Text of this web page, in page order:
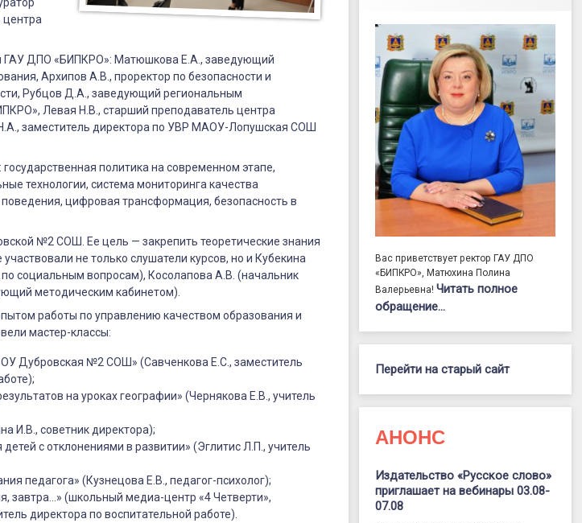
центра
ГАУ ДПО «БИПКРО»: Матюшкова Е.А., заведующий
Архипов А.В., проректор по безопасности и
Рубцов Д.А., заведующий региональным
», Левая Н.В., старший преподаватель центра
заместитель директора по УВР МАОУ-Лопушская СОШ
политика на современном этапе,
технологии, система мониторинга качества
цифровая трансформация, безопасность в
№2 СОШ. Ее цель — закрепить теоретические знания
не только слушатели курсов, но и Кубекина
социальным вопросам), Косолапова А.В. (начальник
методическим кабинетом).
работы по управлению качеством образования и
мастер-классы:
Дубровская №2 СОШ» (Савченкова Е.С., заместитель
на уроках географии» (Чернякова Е.В., учитель
И.В., советник директора);
с отклонениями в развитии» (Эглитис Л.П., учитель
педагога» (Кузнецова Е.В., педагог-психолог);
завтра…» (школьный медиа-центр «4 Четверти»,
директора по воспитательной работе).
Вас приветствует ректор ГАУ ДПО
«БИПКРО», Матюхина Полина
Валерьевна!Читать полное
обращение…
Перейти на старый сайт
АНОНС
Издательство «Русское слово»
приглашает на вебинары 03.08-
07.08